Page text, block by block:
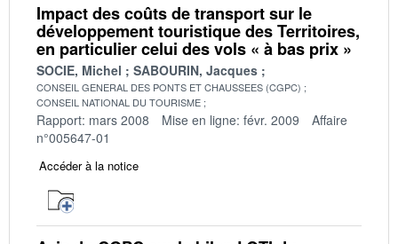
Impact des coûts de transport sur le
développement touristique des Territoires,
en particulier celui des vols « à bas prix »
SOCIE, Michel SABOURIN, Jacques
CONSEIL GENERAL DES PONTS ET CHAUSSEES (CGPC)
CONSEIL NATIONAL DU TOURISME
Rapport: mars 2008 Mise en ligne: févr. 2009
Affaire
n°005647-01
Accéder à la notice